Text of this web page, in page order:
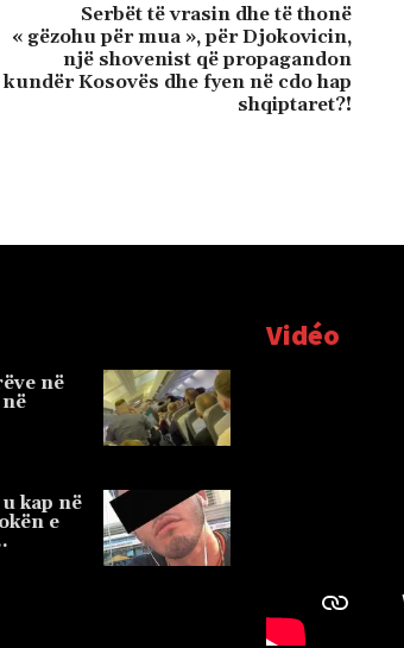
Serbët të vrasin dhe të thonë
« gëzohu për mua », për Djokovicin,
një shovenist që propagandon
kundër Kosovës dhe fyen në cdo hap
shqiptaret?!
në
kap në
e
Vidéo